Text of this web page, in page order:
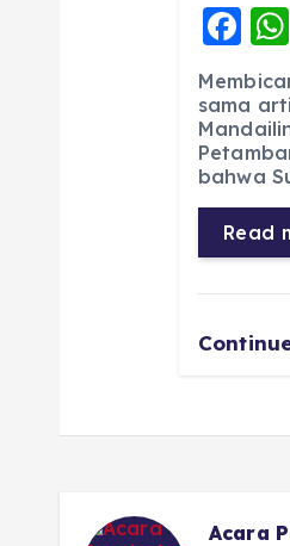
F
a
c
e
b
o
o
k
sama
bahwa
Read
Acara